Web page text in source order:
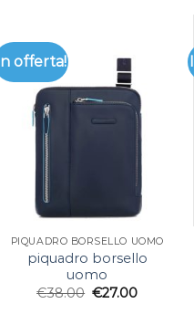
In offerta!
PIQUADRO BORSELLO UOMO
piquadro borsello
uomo
€38.00 €27.00